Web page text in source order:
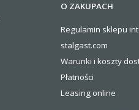
O ZAKUPACH
Regulamin sklepu
stalgast.com
Warunki i koszty
Płatności
Leasing online